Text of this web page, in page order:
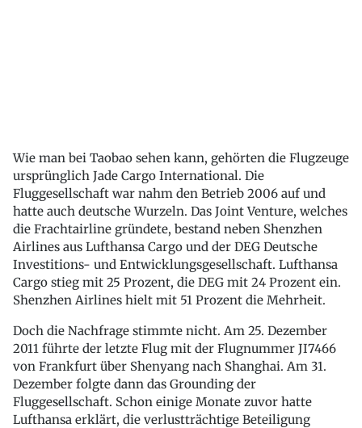
Wie man bei Taobao sehen kann, gehörten die Flugzeuge
ursprünglich Jade Cargo International. Die
Fluggesellschaft war nahm den Betrieb 2006 auf und
hatte auch deutsche Wurzeln. Das Joint Venture, welches
die Frachtairline gründete, bestand neben Shenzhen
Airlines aus Lufthansa Cargo und der DEG Deutsche
Investitions- und Entwicklungsgesellschaft. Lufthansa
Cargo stieg mit 25 Prozent, die DEG mit 24 Prozent ein.
Shenzhen Airlines hielt mit 51 Prozent die Mehrheit.
Doch die Nachfrage stimmte nicht. Am 25. Dezember
2011 führte der letzte Flug mit der Flugnummer JI7466
von Frankfurt über Shenyang nach Shanghai. Am 31.
Dezember folgte dann das Grounding der
Fluggesellschaft. Schon einige Monate zuvor hatte
Lufthansa erklärt, die verlustträchtige Beteiligung